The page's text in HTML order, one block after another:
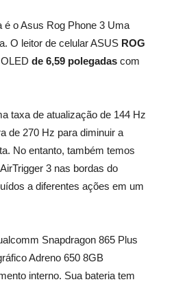
é o Asus Rog Phone 3 Uma
O leitor de celular ASUS ROG
de 6,59 polegadas com
taxa de atualização de 144 Hz
de 270 Hz para diminuir a
No entanto, também temos
3 nas bordas do
a diferentes ações em um
Snapdragon 865 Plus
Adreno 650 8GB
interno. Sua bateria tem